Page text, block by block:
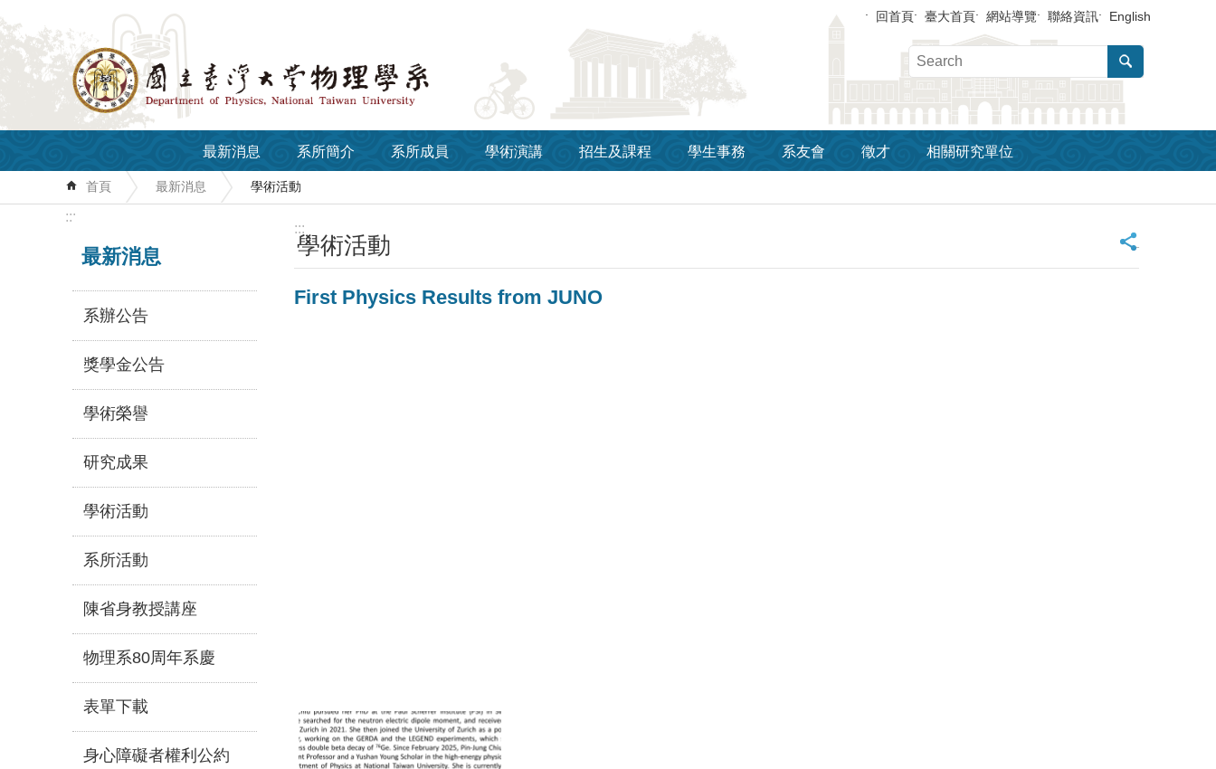
跳到主要內容區塊 回首頁 臺大首頁 網站導覽 聯絡資訊 English
最新消息 系所簡介 系所成員 學術演講 招生及課程 學生事務 系友會 徵才 相關研究單位
首頁 最新消息 學術活動
:::
最新消息
系辦公告
獎學金公告
學術榮譽
研究成果
學術活動
系所活動
陳省身教授講座
物理系80周年系慶
表單下載
身心障礙者權利公約
:::
學術活動 _
First Physics Results from JUNO